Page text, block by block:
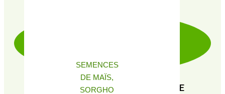
SEMENCES
DE MAÏS,
SORGHO
PAIEMENT SÉCURISÉ 100% FIABLE